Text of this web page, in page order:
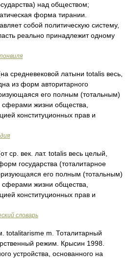
над обществом;
форма тирании.
собой политическую систему,
реально принадлежит одному
средневековой латыни totalis весь,
из форм авторитарного
его полным (тотальным)
жизни общества,
конституционных прав и
ср. век. лат. totalis весь целый,
государства (тоталитарное
его полным (тотальным)
жизни общества,
конституционных прав и
словарь
totalitarisme m. Тоталитарный
режим. Крысин 1998.
устройства, основанного на